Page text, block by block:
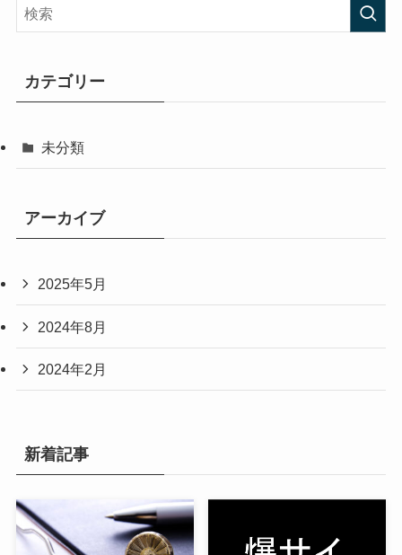
カテゴリー
未分類
アーカイブ
2025年5月
2024年8月
2024年2月
新着記事